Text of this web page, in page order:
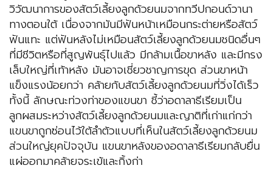
วิวัฒนาการของสัตว์เลี้ยงลูกด้วยนมจากทวีปกอนด์วานา
ทางตอนใต้ เนื่องจากมันมีฟันหน้าเหมือนกระต่ายหรือสัตว์
ฟันแทะ แต่ฟันหลังไม่เหมือนสัตว์เลี้ยงลูกด้วยนมชนิดอื่นๆ
ที่มีชีวิตหรือที่สูญพันธุ์ไปแล้ว มีกล้ามเนื้อขาหลัง และมีกรง
เล็บใหญ่ที่เท้าหลัง มันอาจเชี่ยวชาญการขุด ส่วนขาหน้า
แข็งแรงน้อยกว่า คล้ายกับสัตว์เลี้ยงลูกด้วยนมที่วิ่งได้เร็ว
ทั้งนี้ ลักษณะท่วงท่าของแขนขา ชี้ว่าอดาลาธีเรียมเป็น
ลูกผสมระหว่างสัตว์เลี้ยงลูกด้วยนมและญาติที่เก่าแก่กว่า
แขนขาถูกซ่อนไว้ใต้ลำตัวแบบที่เห็นในสัตว์เลี้ยงลูกด้วยนม
ส่วนใหญ่ยุคปัจจุบัน แขนขาหลังของอดาลาธีเรียมกลับยื่น
แผ่ออกมาคล้ายจระเข้และกิ้งก่า